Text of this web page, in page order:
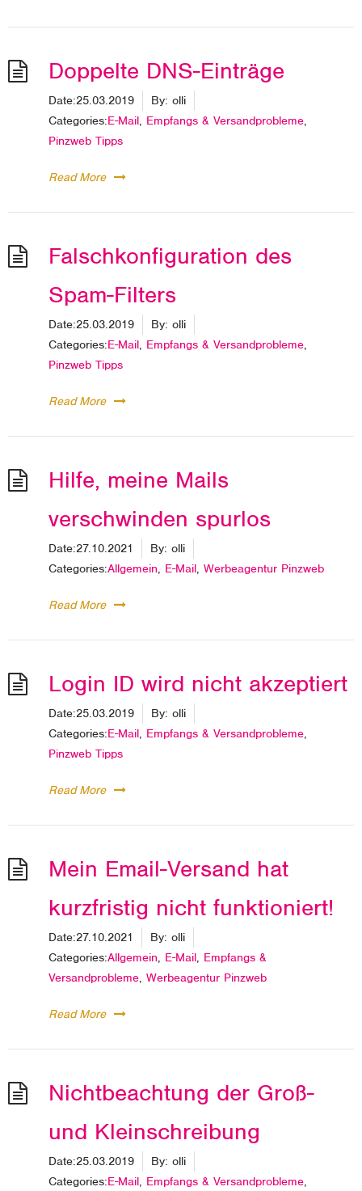
Doppelte DNS-Einträge
Date:25.03.2019 By: olli
Categories:E-Mail, Empfangs & Versandprobleme,
Pinzweb Tipps
Read More
Falschkonfiguration des
Spam-Filters
Date:25.03.2019 By: olli
Categories:E-Mail, Empfangs & Versandprobleme,
Pinzweb Tipps
Read More
Hilfe, meine Mails
verschwinden spurlos
Date:27.10.2021 By: olli
Categories:Allgemein, E-Mail, Werbeagentur Pinzweb
Read More
Login ID wird nicht akzeptiert
Date:25.03.2019 By: olli
Categories:E-Mail, Empfangs & Versandprobleme,
Pinzweb Tipps
Read More
Mein Email-Versand hat
kurzfristig nicht funktioniert!
Date:27.10.2021 By: olli
Categories:Allgemein, E-Mail, Empfangs &
Versandprobleme, Werbeagentur Pinzweb
Read More
Nichtbeachtung der Groß-
und Kleinschreibung
Date:25.03.2019 By: olli
Categories:E-Mail, Empfangs & Versandprobleme,